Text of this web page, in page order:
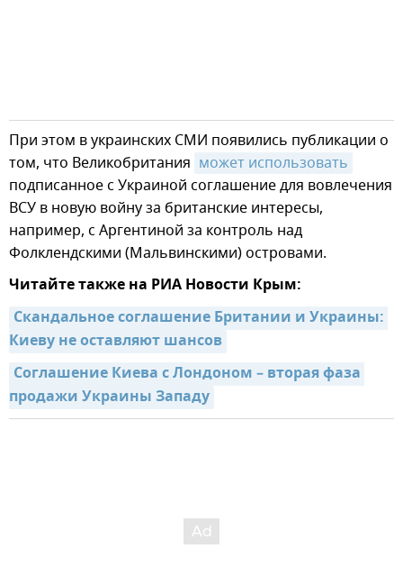
При этом в украинских СМИ появились публикации о
том, что Великобритания может использовать
подписанное с Украиной соглашение для вовлечения
ВСУ в новую войну за британские интересы,
например, с Аргентиной за контроль над
Фолклендскими (Мальвинскими) островами.
Читайте также на РИА Новости Крым:
Скандальное соглашение Британии и Украины:
Киеву не оставляют шансов
Соглашение Киева с Лондоном – вторая фаза
продажи Украины Западу